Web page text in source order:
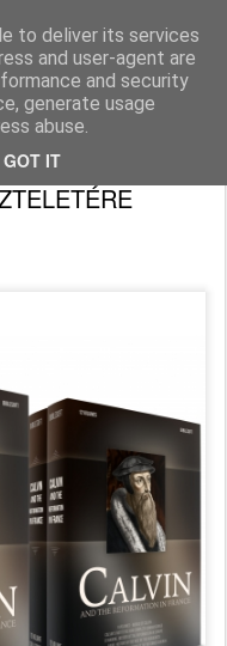
to deliver its services
and user-agent are
and security
generate usage
abuse.
GOT ITREFORMÁCIÓ